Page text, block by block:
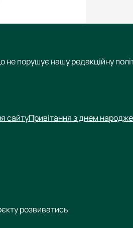
порушує нашу редакційну
сайтуПривітання з днем
розвиватись